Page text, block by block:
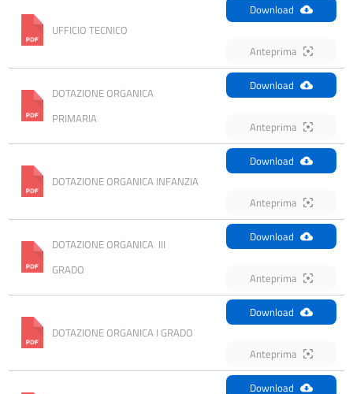
UFFICIO TECNICO
Download
Anteprima
DOTAZIONE ORGANICA
PRIMARIA
Download
Anteprima
DOTAZIONE ORGANICA INFANZIA
Download
Anteprima
DOTAZIONE ORGANICA  III
GRADO
Download
Anteprima
DOTAZIONE ORGANICA I GRADO
Download
Anteprima
Download